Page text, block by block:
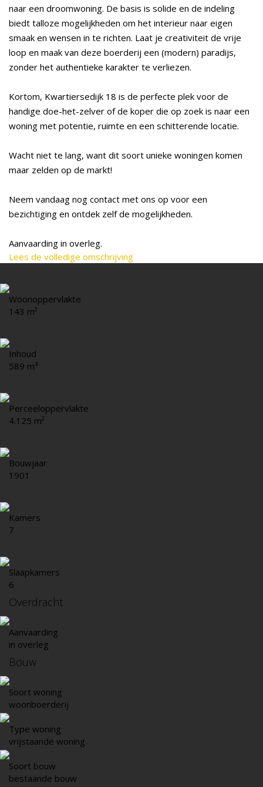
naar een droomwoning. De basis is solide en de indeling
biedt talloze mogelijkheden om het interieur naar eigen
smaak en wensen in te richten. Laat je creativiteit de vrije
loop en maak van deze boerderij een (modern) paradijs,
zonder het authentieke karakter te verliezen.
Kortom, Kwartiersedijk 18 is de perfecte plek voor de
handige doe-het-zelver of de koper die op zoek is naar een
woning met potentie, ruimte en een schitterende locatie.
Wacht niet te lang, want dit soort unieke woningen komen
maar zelden op de markt!
Neem vandaag nog contact met ons op voor een
bezichtiging en ontdek zelf de mogelijkheden.
Aanvaarding in overleg.
Lees de volledige omschrijving
Woonoppervlakte
143 m²
Inhoud
589 m³
Perceeloppervlakte
4.125 m²
Bouwjaar
1901
Kamers
7
Slaapkamers
6
Overdracht
Aanvaarding
in overleg
Bouw
Soort woning
woonboerderij
Type woning
vrijstaande woning
Soort bouw
bestaande bouw